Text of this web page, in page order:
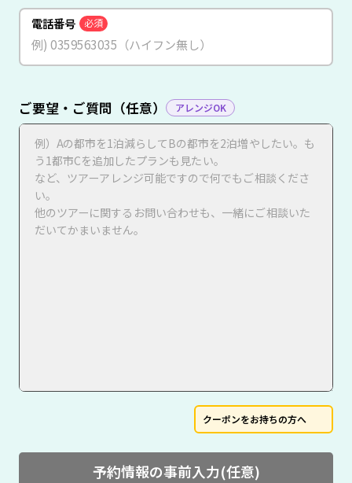
電話番号 必須
ご要望・ご質問（任意） アレンジOK
クーポンをお持ちの方へ
予約情報の事前入力(任意)